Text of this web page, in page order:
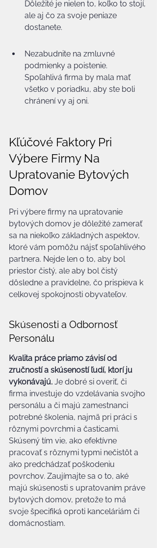
Dôležité je nielen to, koľko to stojí,
ale aj čo za svoje peniaze
dostanete.
Nezabudnite na zmluvné
podmienky a poistenie.
Spoľahlivá firma by mala mať
všetko v poriadku, aby ste boli
chránení vy aj oni.
Kľúčové Faktory Pri
Výbere Firmy Na
Upratovanie Bytových
Domov
Pri výbere firmy na upratovanie
bytových domov je dôležité zamerať
sa na niekoľko základných aspektov,
ktoré vám pomôžu nájsť spoľahlivého
partnera. Nejde len o to, aby bol
priestor čistý, ale aby bol čistý
dôsledne a pravidelne, čo prispieva k
celkovej spokojnosti obyvateľov.
Skúsenosti a Odbornosť
Personálu
Kvalita práce priamo závisí od
zručností a skúseností ľudí, ktorí ju
vykonávajú. Je dobré si overiť, či
firma investuje do vzdelávania svojho
personálu a či majú zamestnanci
potrebné školenia, najmä pri práci s
rôznymi povrchmi a časticami.
Skúsený tím vie, ako efektívne
pracovať s rôznymi typmi nečistôt a
ako predchádzať poškodeniu
povrchov. Zaujímajte sa o to, aké
majú skúsenosti s upratovaním práve
bytových domov, pretože to má
svoje špecifiká oproti kanceláriám či
domácnostiam.